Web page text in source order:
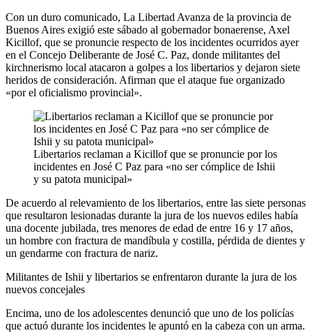
Con un duro comunicado, La Libertad Avanza de la provincia de
Buenos Aires exigió este sábado al gobernador bonaerense, Axel
Kicillof, que se pronuncie respecto de los incidentes ocurridos ayer
en el Concejo Deliberante de José C. Paz, donde militantes del
kirchnerismo local atacaron a golpes a los libertarios y dejaron siete
heridos de consideración. Afirman que el ataque fue organizado
«por el oficialismo provincial».
Libertarios reclaman a Kicillof que se pronuncie por los
incidentes en José C Paz para «no ser cómplice de Ishii
y su patota municipal»
De acuerdo al relevamiento de los libertarios, entre las siete personas
que resultaron lesionadas durante la jura de los nuevos ediles había
una docente jubilada, tres menores de edad de entre 16 y 17 años,
un hombre con fractura de mandíbula y costilla, pérdida de dientes y
un gendarme con fractura de nariz.
Militantes de Ishii y libertarios se enfrentaron durante la jura de los
nuevos concejales
Encima, uno de los adolescentes denunció que uno de los policías
que actuó durante los incidentes le apuntó en la cabeza con un arma.